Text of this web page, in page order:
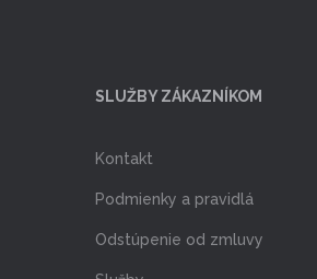
SLUŽBY ZÁKAZNÍKOM
Kontakt
Podmienky a pravidlá
Odstúpenie od zmluvy